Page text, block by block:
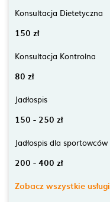
Konsultacja Dietetyczna
150 zł
Konsultacja Kontrolna
80 zł
Jadłospis
150 - 250 zł
Jadłospis dla sportowców
200 - 400 zł
Zobacz wszystkie usługi